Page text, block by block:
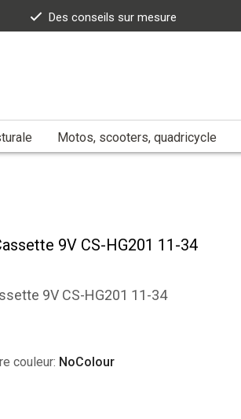
Des conseils sur mesure
Motos, scooters, quadricycle
9V CS-HG201 11-34
9V CS-HG201 11-34
couleur: NoColour